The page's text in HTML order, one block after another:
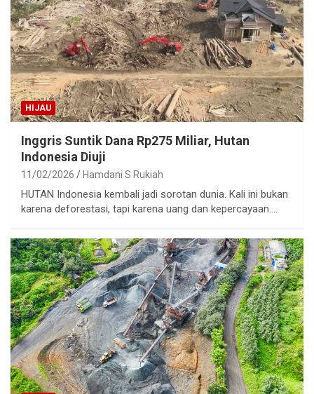
HIJAU
Inggris Suntik Dana Rp275 Miliar, Hutan
Indonesia Diuji
11/02/2026 Hamdani S Rukiah
HUTAN Indonesia kembali jadi sorotan dunia. Kali ini bukan
karena deforestasi, tapi karena uang dan kepercayaan.…